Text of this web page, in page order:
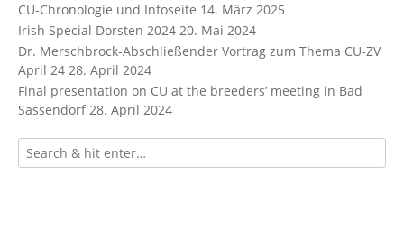
CU-Chronologie und Infoseite 14. März 2025
Irish Special Dorsten 2024 20. Mai 2024
Dr. Merschbrock-Abschließender Vortrag zum Thema CU-ZV
April 24 28. April 2024
Final presentation on CU at the breeders’ meeting in Bad
Sassendorf 28. April 2024